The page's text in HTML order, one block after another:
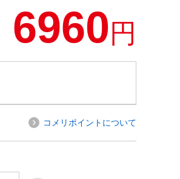
6960円
コメリポイントについて